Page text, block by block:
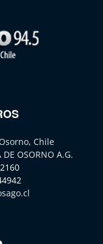
Chile
DE OSORNO A.G.